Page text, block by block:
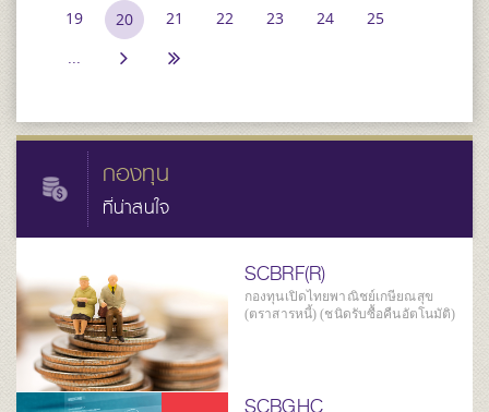
19
20 21 22 23 24
25
กองทุน
ที่น่าสนใจ
SCBRF(R)
กองทุนเปิดไทยพาณิชย์เกษียณสุข
(ตราสารหนี้) (ชนิดรับซื้อคืนอัตโนมัติ)